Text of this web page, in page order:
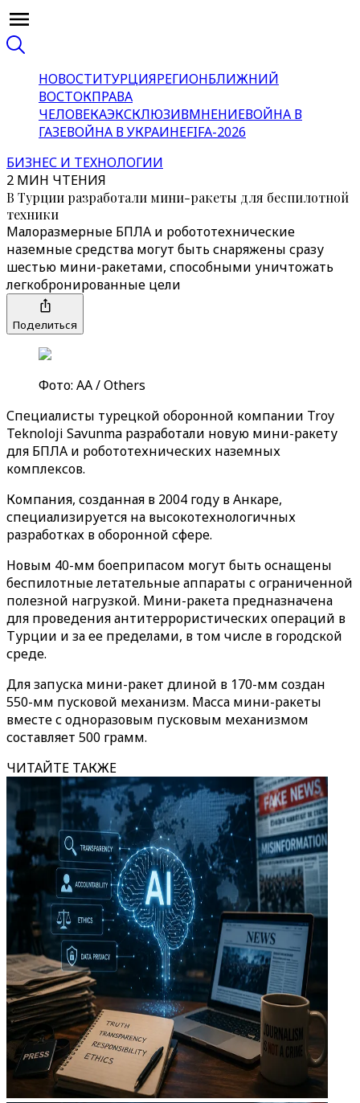
НОВОСТИТУРЦИЯРЕГИОНБЛИЖНИЙ
ВОСТОКПРАВА
ЧЕЛОВЕКАЭКСКЛЮЗИВМНЕНИЕВОЙНА В
ГАЗЕВОЙНА В УКРАИНЕFIFA-2026
БИЗНЕС И ТЕХНОЛОГИИ
2 МИН ЧТЕНИЯ
В Турции разработали мини-ракеты для беспилотной
техники
Малоразмерные БПЛА и робототехнические
наземные средства могут быть снаряжены сразу
шестью мини-ракетами, способными уничтожать
легкобронированные цели
Поделиться
Фото: АА / Others
Специалисты турецкой оборонной компании Troy
Teknoloji Savunma разработали новую мини-ракету
для БПЛА и робототехнических наземных
комплексов.
Компания, созданная в 2004 году в Анкаре,
специализируется на высокотехнологичных
разработках в оборонной сфере.
Новым 40-мм боеприпасом могут быть оснащены
беспилотные летательные аппараты с ограниченной
полезной нагрузкой. Мини-ракета предназначена
для проведения антитеррористических операций в
Турции и за ее пределами, в том числе в городской
среде.
Для запуска мини-ракет длиной в 170-мм создан
550-мм пусковой механизм. Масса мини-ракеты
вместе с одноразовым пусковым механизмом
составляет 500 грамм.
ЧИТАЙТЕ ТАКЖЕ